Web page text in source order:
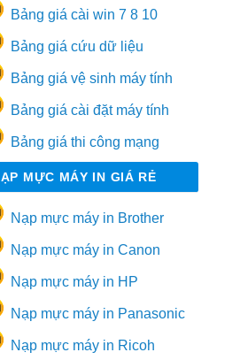
Bảng giá cài win 7 8 10
Bảng giá cứu dữ liệu
Bảng giá vệ sinh máy tính
Bảng giá cài đặt máy tính
Bảng giá thi công mạng
MỰC MÁY IN GIÁ RẺ
Nạp mực máy in Brother
Nạp mực máy in Canon
Nạp mực máy in HP
Nạp mực máy in Panasonic
Nạp mực máy in Ricoh